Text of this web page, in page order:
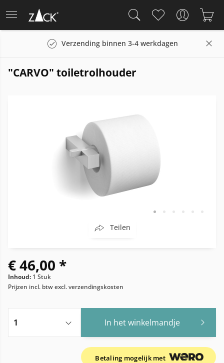
Verzending binnen 3-4 werkdagen
"CARVO" toiletrolhouder
Teilen
€ 46,00 *
Inhoud: 1 Stuk
Prijzen incl. btwexcl. verzendingskosten
In het winkelmandje
Betaling mogelijk met